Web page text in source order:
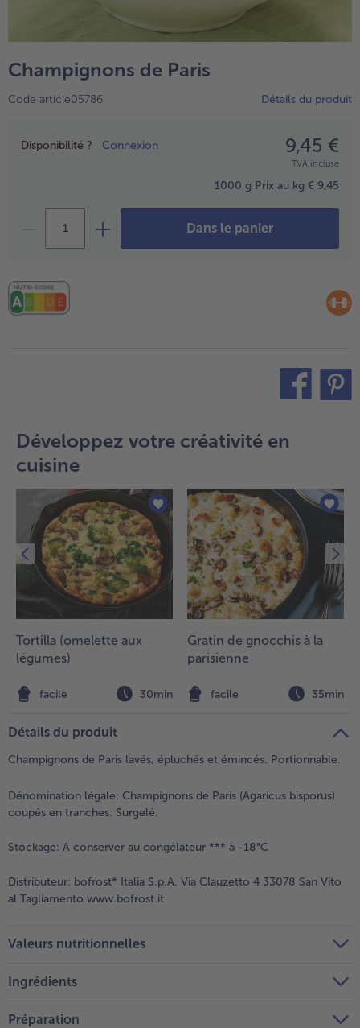
TousPlats cuisinés
Boulangerie & Pâtisserie
TousBoulangerie & Pâtisserie
TousEntrées, Apéritifs & Snacks
Produits non surgelés
TousProduits non surgelés
Champignons de Paris
Code article05786 Détails du produit
Prix
Disponibilité ? Connexion 9,45 €
TVA incluse
1000 g Prix au kg € 9,45
Dans le panier
Développez votre créativité en
cuisine
Tortilla (omelette aux
légumes)
facile 30min
Gratin de gnocchis à la
parisienne
facile 35min
Détails du produit
Champignons de Paris lavés, épluchés et émincés. Portionnable.
Dénomination légale: Champignons de Paris (Agaricus bisporus)
coupés en tranches. Surgelé.
Stockage: A conserver au congélateur *** à -18°C
Distributeur: bofrost* Italia S.p.A. Via Clauzetto 4 33078 San Vito
al Tagliamento www.bofrost.it
Valeurs nutritionnelles
Ingrédients
Préparation